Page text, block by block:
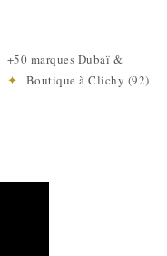
+50 marques Dubaï &
✦ Boutique à Clichy (92)